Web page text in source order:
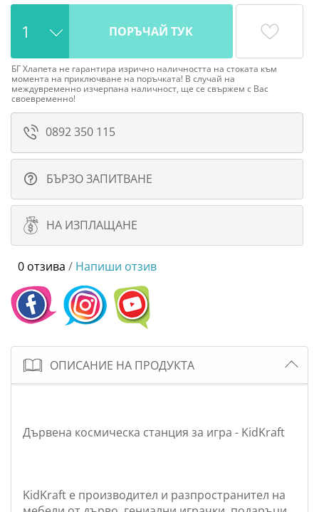
ПОРЪЧАЙ ТУК
БГ Хлапета не гарантира изрично наличността на стоката към
момента на приключване на поръчката! В случай на
междувременно изчерпана наличност, ще се свържем с Вас
своевременно!
0892 350 115
БЪРЗО ЗАПИТВАНЕ
НА ИЗПЛАЩАНЕ
0 отзива / Напиши отзив
ОПИСАНИЕ НА ПРОДУКТА
Дървена космическа станция за игра - KidKraft
KidKraft e пpoизвoдитeл и paзпpocтpaнитeл нa